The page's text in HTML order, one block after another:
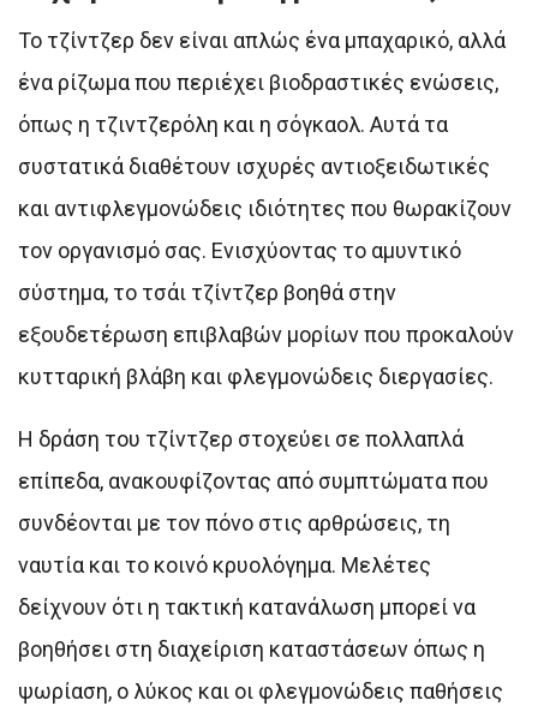
Το τζίντζερ δεν είναι απλώς ένα μπαχαρικό, αλλά
ένα ρίζωμα που περιέχει βιοδραστικές ενώσεις,
όπως η τζιντζερόλη και η σόγκαολ. Αυτά τα
συστατικά διαθέτουν ισχυρές αντιοξειδωτικές
και αντιφλεγμονώδεις ιδιότητες που θωρακίζουν
τον οργανισμό σας. Ενισχύοντας το αμυντικό
σύστημα, το τσάι τζίντζερ βοηθά στην
εξουδετέρωση επιβλαβών μορίων που προκαλούν
κυτταρική βλάβη και φλεγμονώδεις διεργασίες.
Η δράση του τζίντζερ στοχεύει σε πολλαπλά
επίπεδα, ανακουφίζοντας από συμπτώματα που
συνδέονται με τον πόνο στις αρθρώσεις, τη
ναυτία και το κοινό κρυολόγημα. Μελέτες
δείχνουν ότι η τακτική κατανάλωση μπορεί να
βοηθήσει στη διαχείριση καταστάσεων όπως η
ψωρίαση, ο λύκος και οι φλεγμονώδεις παθήσεις